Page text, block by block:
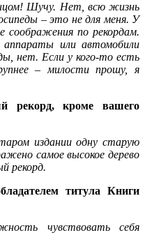
Шучу. Нет, всю жизнь
– это не для меня. У
соображения по рекордам.
или автомобили
нет. Если у кого-то есть
– милости прошу, я
рекорд, кроме вашего
издании одну старую
самое высокое дерево
рекорд.
титула Книги
чувствовать себя